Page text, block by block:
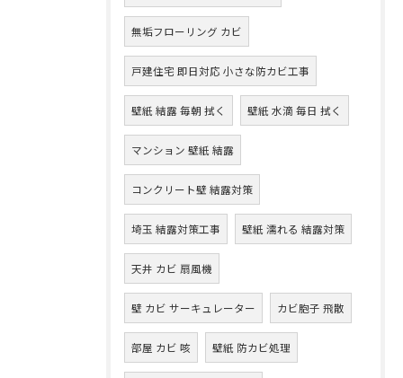
無垢フローリング カビ
戸建住宅 即日対応 小さな防カビ工事
壁紙 結露 毎朝 拭く 壁紙 水滴 毎日 拭く
マンション 壁紙 結露
コンクリート壁 結露対策
埼玉 結露対策工事 壁紙 濡れる 結露対策
天井 カビ 扇風機
壁 カビ サーキュレーター カビ胞子 飛散
部屋 カビ 咳 壁紙 防カビ処理